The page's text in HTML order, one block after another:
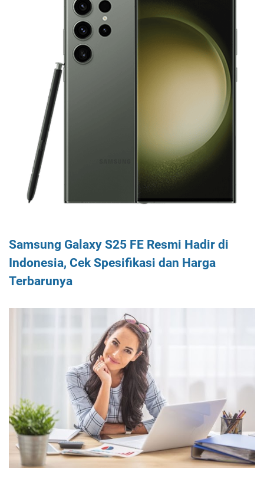
Samsung Galaxy S25 FE Resmi Hadir di
Indonesia, Cek Spesifikasi dan Harga
Terbarunya